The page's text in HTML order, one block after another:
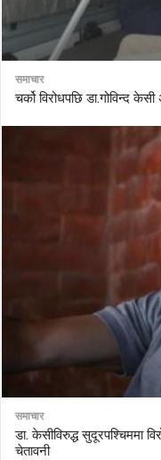
समाचार
चर्को विरोधपछि डा.गोविन्द
समाचार
डा. केसीविरुद्ध सुदूरपश्चिममा
चेतावनी